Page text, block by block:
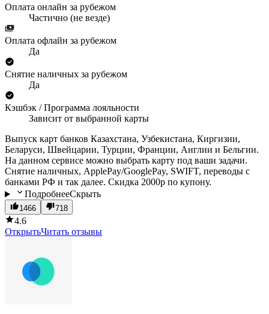
Оплата онлайн за рубежом
Частично (не везде)
Оплата офлайн за рубежом
Да
Снятие наличных за рубежом
Да
Кэшбэк / Программа лояльности
Зависит от выбранной карты
Выпуск карт банков Казахстана, Узбекистана, Киргизии,
Беларуси, Швейцарии, Турции, Франции, Англии и Бельгии.
На данном сервисе можно выбрать карту под ваши задачи.
Снятие наличных, ApplePay/GooglePay, SWIFT, переводы с
банками РФ и так далее. Скидка 2000р по купону.
ПодробнееСкрыть
1466 718
4.6
ОткрытьЧитать отзывы